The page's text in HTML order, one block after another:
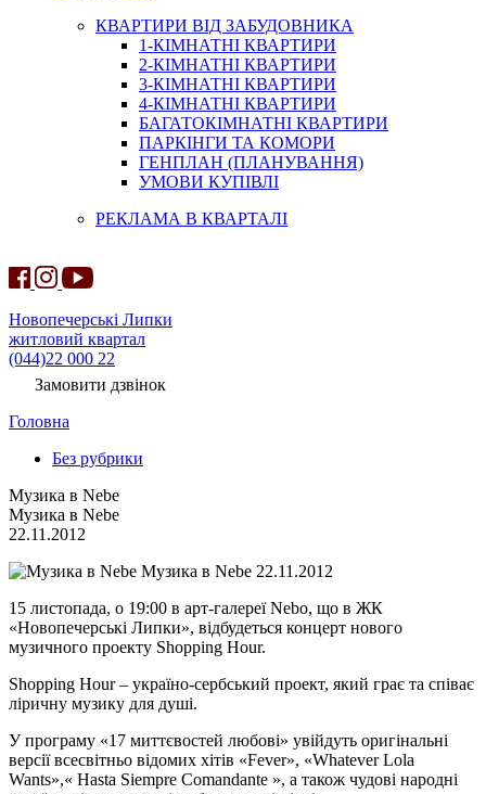
КВАРТИРИ ВІД ЗАБУДОВНИКА
1-КІМНАТНІ КВАРТИРИ
2-КІМНАТНІ КВАРТИРИ
3-КІМНАТНІ КВАРТИРИ
4-КІМНАТНІ КВАРТИРИ
БАГАТОКІМНАТНІ КВАРТИРИ
ПАРКІНГИ ТА КОМОРИ
ГЕНПЛАН (ПЛАНУВАННЯ)
УМОВИ КУПІВЛІ
РЕКЛАМА В КВАРТАЛІ
Новопечерські Липки
житловий квартал
(044)22 000 22
Замовити дзвінок
Головна
Без рубрики
Музика в Nebe
Музика в Nebe
22.11.2012
Музика в Nebe 22.11.2012
15 листопада, о 19:00 в арт-галереї Nebo, що в ЖК
«Новопечерські Липки», відбудеться концерт нового
музичного проекту Shopping Hour.
Shopping Hour – україно-сербський проект, який грає та співає
ліричну музику для душі.
У програму «17 миттєвостей любові» увійдуть оригінальні
версії всесвітньо відомих хітів «Fever», «Whatever Lola
Wants»,« Hasta Siempre Comandante », а також чудові народні